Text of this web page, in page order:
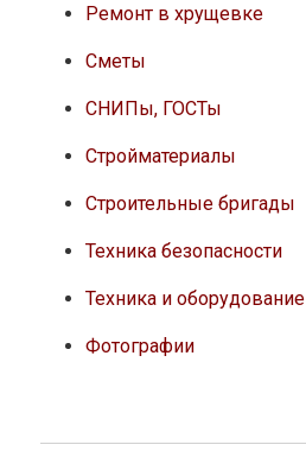
Ремонт в хрущевке
Сметы
СНИПы, ГОСТы
Стройматериалы
Строительные бригады
Техника безопасности
Техника и оборудование
Фотографии